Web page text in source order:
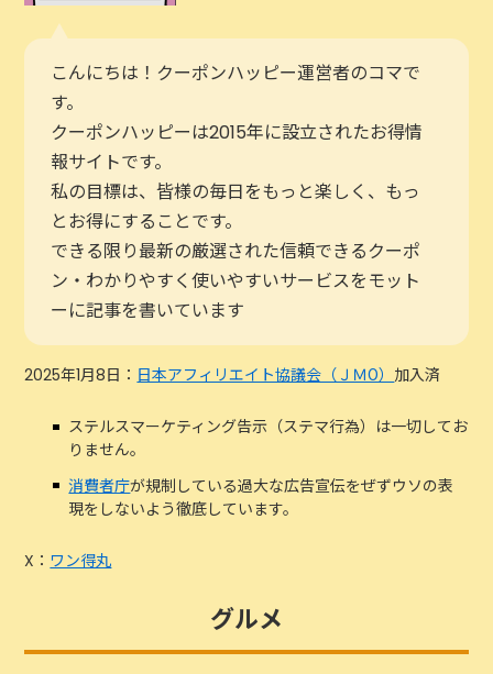
こんにちは！クーポンハッピー運営者のコマで
す。
クーポンハッピーは2015年に設立されたお得情
報サイトです。
私の目標は、皆様の毎日をもっと楽しく、もっ
とお得にすることです。
できる限り最新の厳選された信頼できるクーポ
ン・わかりやすく使いやすいサービスをモット
ーに記事を書いています
2025年1月8日： 日本アフィリエイト協議会（ＪＭО） 加入済
ステルスマーケティング告示（ステマ行為）は一切してお
りません。
消費者庁が規制している過大な広告宣伝をぜずウソの表
現をしないよう徹底しています。
X： ワン得丸
グルメ